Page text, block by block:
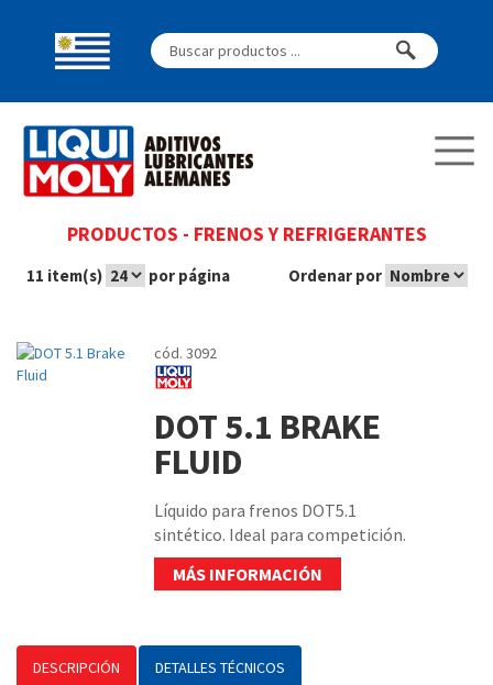
PRODUCTOS - FRENOS Y REFRIGERANTES
11 item(s) por página Ordenar por
cód. 3092
DOT 5.1 BRAKE
FLUID
Líquido para frenos DOT5.1
sintético. Ideal para competición.
MÁS INFORMACIÓN
DESCRIPCIÓN DETALLES TÉCNICOS